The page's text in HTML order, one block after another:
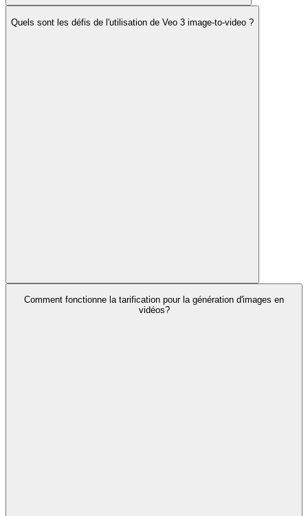
Quels sont les défis de l'utilisation de Veo 3 image-to-video ?
Comment fonctionne la tarification pour la génération d'images en
vidéos?